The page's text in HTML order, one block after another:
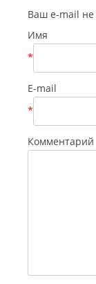
Ваш e-mail не
Имя
*
E-mail
*
Комментарий